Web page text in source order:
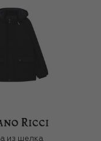
из шелка